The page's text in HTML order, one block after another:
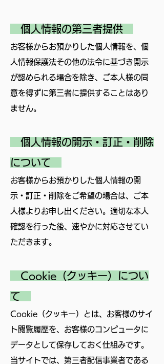
個人情報の第三者提供
お客様からお預かりした個人情報を、個
人情報保護法その他の法令に基づき開示
が認められる場合を除き、ご本人様の同
意を得ずに第三者に提供することはあり
ません。
個人情報の開示・訂正・削除
について
お客様からお預かりした個人情報の開
示・訂正・削除をご希望の場合は、ご本
人様よりお申し出ください。適切な本人
確認を行った後、速やかに対応させてい
ただきます。
Cookie（クッキー）につい
て
Cookie（クッキー）とは、お客様のサイ
ト閲覧履歴を、お客様のコンピュータに
データとして保存しておく仕組みです。
当サイトでは、第三者配信事業者である